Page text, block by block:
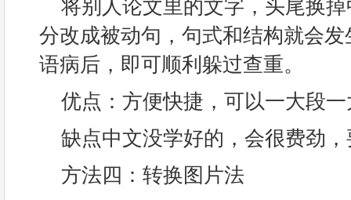
将别人论文里的文字，头尾换
分改成被动句，句式和结构就会
语病后，即可顺利躲过查重。
优点：方便快捷，可以一大段
缺点中文没学好的，会很费劲
方法四：转换图片法